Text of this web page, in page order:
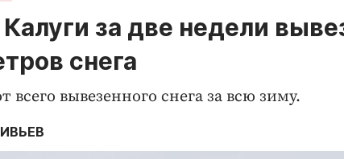
за две недели
снега
всего вывезенного снега за всю зиму.